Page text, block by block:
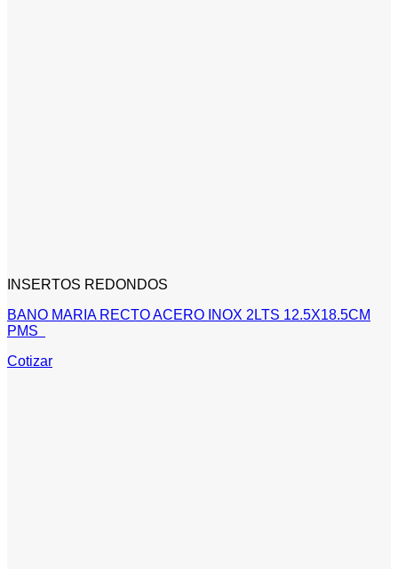
INSERTOS REDONDOS
BANO MARIA RECTO ACERO INOX 2LTS 12.5X18.5CM
PMS
Cotizar